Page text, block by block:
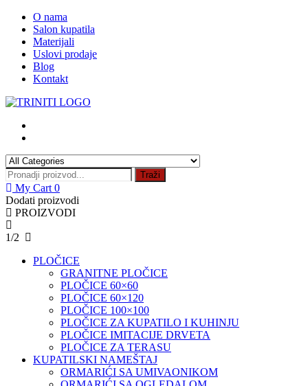
Skip
content
O nama
Salon kupatila
Materijali
Uslovi prodaje
Blog
Kontakt
Traži
My Cart 0
Dodati proizvodi
PROIZVODI
1/2
PLOČICE
GRANITNE PLOČICE
PLOČICE 60×60
PLOČICE 60×120
PLOČICE 100×100
PLOČICE ZA KUPATILO I KUHINJU
PLOČICE IMITACIJE DRVETA
PLOČICE ZA TERASU
KUPATILSKI NAMEŠTAJ
ORMARIĆI SA UMIVAONIKOM